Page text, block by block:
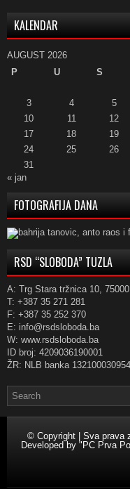
KALENDAR
AUGUST 2026
P
U S
3
4 5
10
11 12
17
18 19
24
25 26
31
« jan
FOTOGRAFIJA DANA
RSD “SLOBODA” TUZLA
A: Trg Stara tržnica 10,
T: +387 35 271 281
F: +387 35 252 370
E: info@rsdsloboda.ba
W: www.rsdsloboda.ba
ID broj: 4209036190001
ŽR: NLB banka
© Copyright | Sva prava
Developed by "PC Prva